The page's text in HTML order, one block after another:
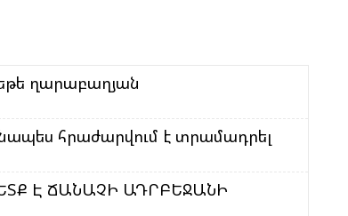
ղարաբաղյան
հրաժարվում է տրամադրել
Է ՃԱՆԱՉԻ ԱԴՐԲԵՋԱՆԻ